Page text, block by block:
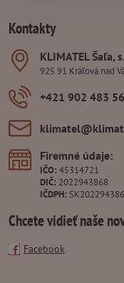
Kontakty
KLIMATEL Šaľa,
925 91 Kráľová nad
+421 902 483
Firemné údaje:
IČO: 45314721
DIČ: 2022943868
IČDPH:
Chcete vidieť naše
Facebook